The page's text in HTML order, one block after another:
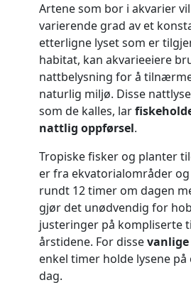
Artene som bor i akvarier
varierende grad av et
etterligne lyset som er
habitat, kan akvarieeiere
nattbelysning for å
naturlig miljø. Disse
som de kalles, lar
nattlig oppførsel.
Tropiske fisker og planter
er fra ekvatorialområder
rundt 12 timer om dagen
gjør det unødvendig for
justeringer på kompliserte
årstidene. For disse
enkel timer holde lysene
dag.